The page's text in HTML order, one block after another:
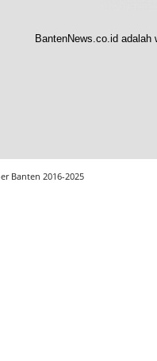
BantenNews.co.id
Banten 2016-2025